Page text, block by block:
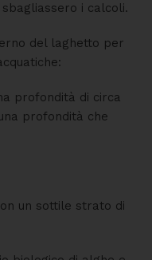
i calcoli.
del laghetto per
profondità di circa
profondità che
un sottile strato di